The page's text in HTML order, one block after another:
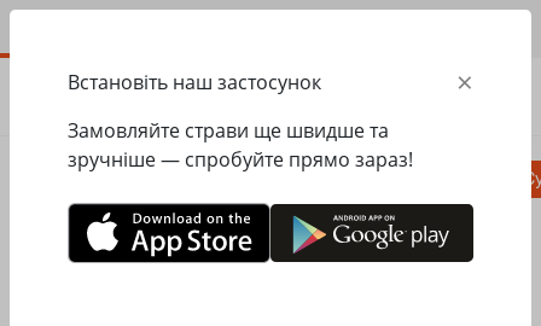
Mister Twister Чебуреки Чебуреки з телятиною та бараниною
Встановіть наш застосунок ×
Замовляйте страви ще швидше та
зручніше — спробуйте прямо зараз!